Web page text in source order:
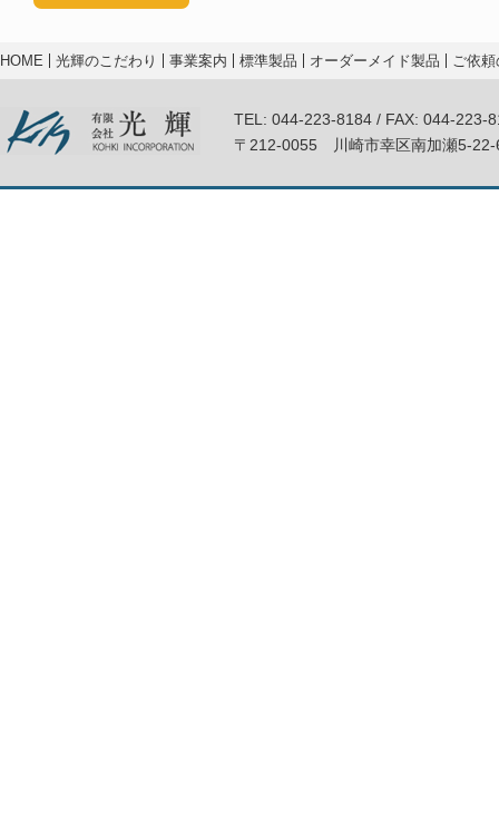
HOME 光輝のこだわり 事業案内 標準製品 オーダーメイド製品 ご依
TEL: 044-223-8184 / FAX: 044-223-
〒212-0055 川崎市幸区南加瀬5-22-